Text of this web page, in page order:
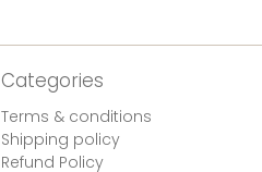
Categories
Terms & conditions
Shipping policy
Refund Policy